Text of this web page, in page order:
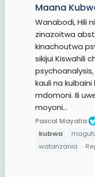
Maana
Wanabodi, Hili
zinazoitwa
kinachoutwa
sikijui Kiswahili
kauli na
mdomoni. Ili
moyoni...
Pascal Mayalla
kubwa
watanzania